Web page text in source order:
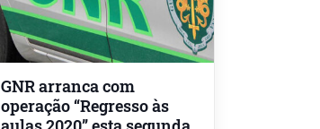
GNR arranca com
operação “Regresso às